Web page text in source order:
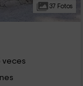
37 Fotos
veces